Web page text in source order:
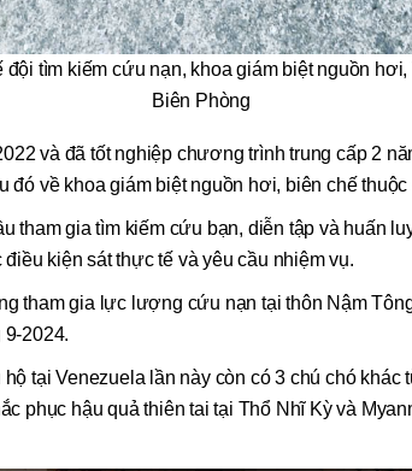
đội tìm kiếm cứu nạn, khoa giám biệt nguồn
Biên Phòng
và đã tốt nghiệp chương trình trung cấp 2
đó về khoa giám biệt nguồn hơi, biên chế
tham gia tìm kiếm cứu bạn, diễn tập và huấn
kiện sát thực tế và yêu cầu nhiệm vụ.
tham gia lực lượng cứu nạn tại thôn Nậm
9-2024.
tại Venezuela lần này còn có 3 chú chó khác
phục hậu quả thiên tai tại Thổ Nhĩ Kỳ và